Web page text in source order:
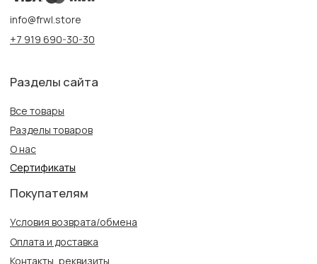
Политика конфиденциальности
Публичная оферта